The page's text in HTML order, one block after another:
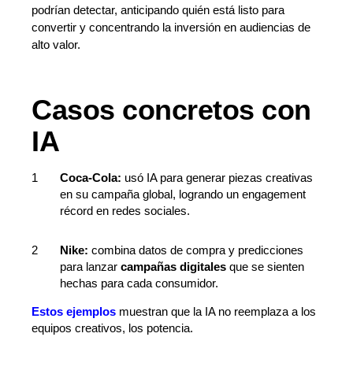
podrían detectar, anticipando quién está listo para
convertir y concentrando la inversión en audiencias de
alto valor.
Casos concretos con
IA
Coca-Cola: usó IA para generar piezas creativas
en su campaña global, logrando un engagement
récord en redes sociales.
Nike: combina datos de compra y predicciones
para lanzar campañas digitales que se sienten
hechas para cada consumidor.
Estos ejemplos muestran que la IA no reemplaza a los
equipos creativos, los potencia.